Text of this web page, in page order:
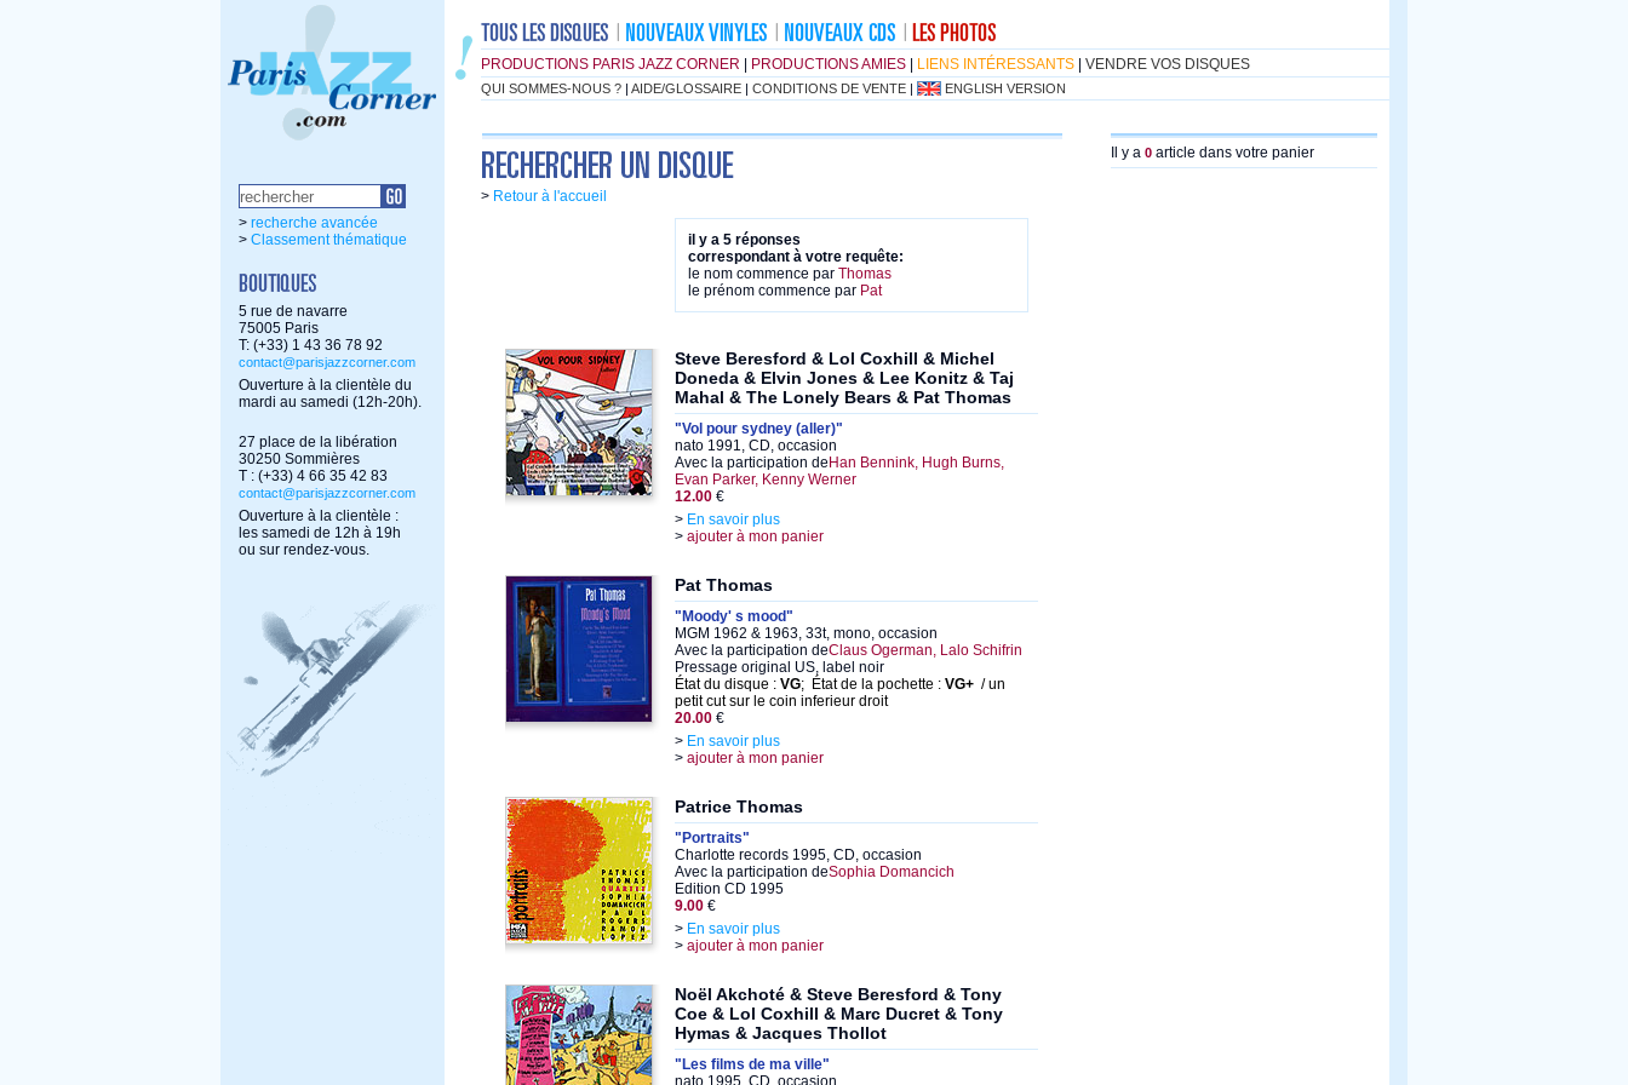
PRODUCTIONS PARIS JAZZ CORNER PRODUCTIONS AMIES LIENS INTÉRESSANTS VENDRE VOS DISQUES
QUI SOMMES-NOUS ? | AIDE/GLOSSAIRE | CONDITIONS DE VENTE | ENGLISH VERSION
> recherche avancée
> Classement thématique
5 rue de navarre
75005 Paris
T: (+33) 1 43 36 78 92
contact@parisjazzcorner.com
Ouverture à la clientèle du
mardi au samedi (12h-20h).
27 place de la libération
30250 Sommières
T : (+33) 4 66 35 42 83
contact@parisjazzcorner.com
Ouverture à la clientèle :
les samedi de 12h à 19h
ou sur rendez-vous.
> Retour à l'accueil
il y a 5 réponses
correspondant à votre requête:
le nom commence par Thomas
le prénom commence par Pat
Steve Beresford & Lol Coxhill & Michel
Doneda & Elvin Jones & Lee Konitz & Taj
Mahal & The Lonely Bears & Pat Thomas
"Vol pour sydney (aller)"
nato 1991, CD, occasion
Avec la participation de Han Bennink, Hugh Burns,
Evan Parker, Kenny Werner
12.00 €
> En savoir plus
> ajouter à mon panier
Pat Thomas
"Moody' s mood"
MGM 1962 & 1963, 33t, mono, occasion
Avec la participation deClaus Ogerman, Lalo Schifrin
Pressage original US, label noir
État du disque : VG; État de la pochette : VG+ / un
petit cut sur le coin inferieur droit
20.00 €
> En savoir plus
> ajouter à mon panier
Patrice Thomas
"Portraits"
Charlotte records 1995, CD, occasion
Avec la participation deSophia Domancich
Edition CD 1995
9.00 €
> En savoir plus
> ajouter à mon panier
Noël Akchoté & Steve Beresford & Tony
Coe & Lol Coxhill & Marc Ducret & Tony
Hymas & Jacques Thollot
"Les films de ma ville"
nato 1995, CD, occasion
Il y a 0 article dans votre panier